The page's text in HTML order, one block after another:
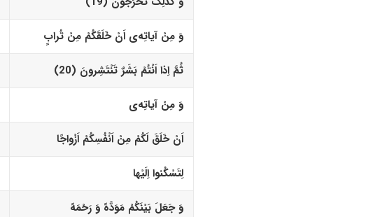
وَ مِنْ آیاتِه‌ى اَنْ خَلَقَکُمْ مِنْ تُرابٍ
ثُمَّ اِذا اَنْتُمْ بَشَرٌ تَنْتَشِرونَ (20)‏
وَ مِنْ آیاتِه‌ى
اَنْ خَلَقَ لَکُمْ مِنْ اَنْفُسِکُمْ اَزْواجًا
لِتَسْکُنوا اِلَیْها
وَ جَعَلَ بَیْنَکُمْ مَوَدَّهً وَ رَحْمَهً